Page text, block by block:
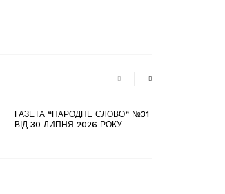
ГАЗЕТА “НАРОДНЕ СЛОВО” №31
ВІД 30 ЛИПНЯ 2026 РОКУ